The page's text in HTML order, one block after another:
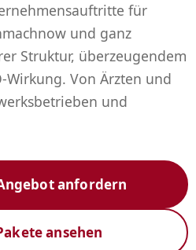
für
und ganz
Struktur, überzeugendem
Wirkung. Von Ärzten und
und
anfordern
ansehen